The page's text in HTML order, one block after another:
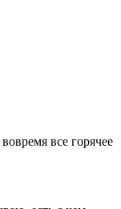
все горячее